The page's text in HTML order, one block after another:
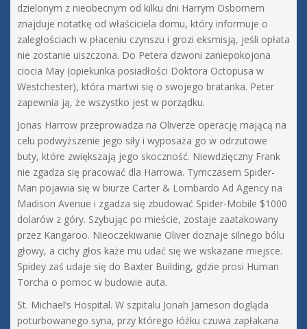
dzielonym z nieobecnym od kilku dni Harrym Osbornem
znajduje notatkę od właściciela domu, który informuje o
zaległościach w płaceniu czynszu i grozi eksmisją, jeśli opłata
nie zostanie uiszczona. Do Petera dzwoni zaniepokojona
ciocia May (opiekunka posiadłości Doktora Octopusa w
Westchester), która martwi się o swojego bratanka. Peter
zapewnia ją, że wszystko jest w porządku.
Jonas Harrow przeprowadza na Oliverze operację mającą na
celu podwyższenie jego siły i wyposaża go w odrzutowe
buty, które zwiększają jego skoczność. Niewdzięczny Frank
nie zgadza się pracować dla Harrowa. Tymczasem Spider-
Man pojawia się w biurze Carter & Lombardo Ad Agency na
Madison Avenue i zgadza się zbudować Spider-Mobile $1000
dolarów z góry. Szybując po mieście, zostaje zaatakowany
przez Kangaroo. Nieoczekiwanie Oliver doznaje silnego bólu
głowy, a cichy głos każe mu udać się we wskazane miejsce.
Spidey zaś udaje się do Baxter Building, gdzie prosi Human
Torcha o pomoc w budowie auta.
St. Michael’s Hospital. W szpitalu Jonah Jameson dogląda
poturbowanego syna, przy którego łóżku czuwa zapłakana